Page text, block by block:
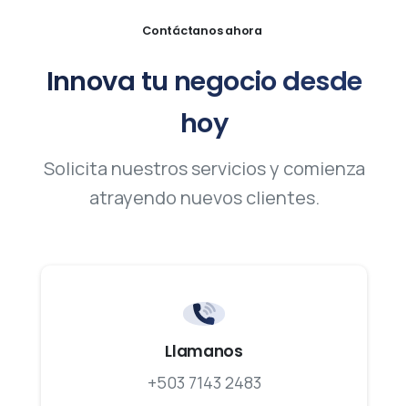
Contáctanos ahora
Innova tu negocio desde
hoy
Solicita nuestros servicios y comienza
atrayendo nuevos clientes.
Llamanos
+503 7143 2483